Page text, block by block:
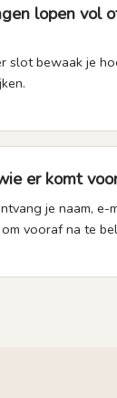
lopen vol
slot bewaak je
er komt
je naam, e-
vooraf na te